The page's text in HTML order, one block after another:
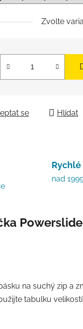
Zvolte
se
Hlídat
nad
Powerslide
na suchý zip a
tabulku